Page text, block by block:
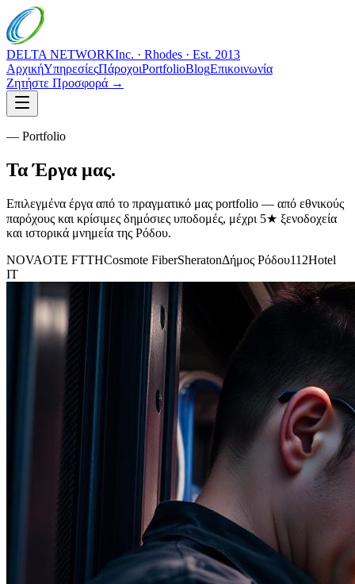
DELTA NETWORKInc. · Rhodes · Est. 2013
ΑρχικήΥπηρεσίεςΠάροχοιPortfolioBlogΕπικοινωνία
Ζητήστε Προσφορά →
— Portfolio
ΤαΈργαμας.
Επιλεγμένα έργα από το πραγματικό μας portfolio — από εθνικούς
παρόχους και κρίσιμες δημόσιες υποδομές, μέχρι 5★ ξενοδοχεία
και ιστορικά μνημεία της Ρόδου.
NOVAOTE FTTHCosmote FiberSheratonΔήμος Ρόδου112Hotel
IT